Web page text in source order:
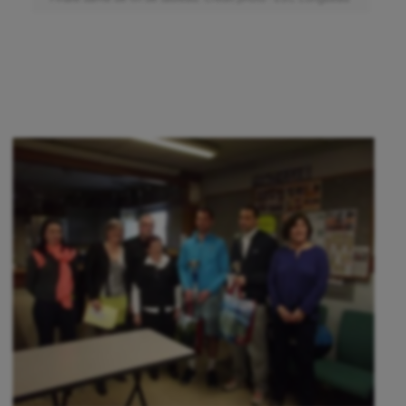
Patinage artistique
Pétanque
Plongée
Randonnée / Marche
Roller-derby
Sarbacane
Sauvetage sportif
Sport adapté